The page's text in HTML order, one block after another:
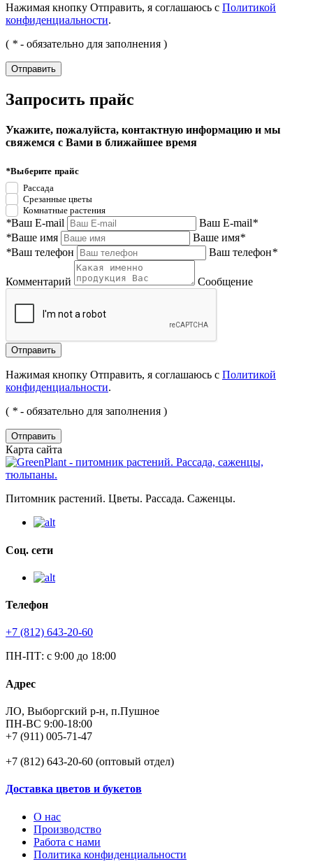
Нажимая кнопку Отправить, я соглашаюсь с Политикой
конфиденциальности.
( * - обязательно для заполнения )
Запросить прайс
Укажите, пожалуйста, контактную информацию и мы
свяжемся с Вами в ближайшее время
*Выберите прайс
Рассада
Срезанные цветы
Комнатные растения
*Ваш E-mail Ваш E-mail*
*Ваше имя Ваше имя*
*Ваш телефон Ваш телефон*
Комментарий Сообщение
Нажимая кнопку Отправить, я соглашаюсь с Политикой
конфиденциальности.
( * - обязательно для заполнения )
Отправить
Карта сайта
Питомник растений. Цветы. Рассада. Саженцы.
Соц. сети
Телефон
+7 (812) 643-20-60
ПН-ПТ: с 9:00 до 18:00
Адрес
ЛО, Выборгский р-н, п.Пушное
ПН-ВС 9:00-18:00
+7 (911) 005-71-47
+7 (812) 643-20-60 (оптовый отдел)
Доставка цветов и букетов
О нас
Производство
Работа с нами
Политика конфиденциальности